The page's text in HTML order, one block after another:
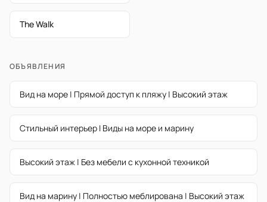
The Walk
ОБЪЯВЛЕНИЯ
Вид на море | Прямой доступ к пляжу | Высокий этаж
Стильный интерьер I Виды на море и марину
Высокий этаж | Без мебели с кухонной техникой
Вид на марину | Полностью меблирована | Высокий этаж